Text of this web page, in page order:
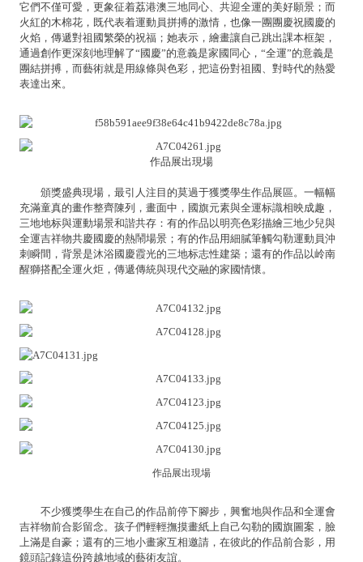
它們不僅可愛，更象征着荔港澳三地同心、共迎全運的美好願景；而
火紅的木棉花，既代表着運動員拼搏的激情，也像一團團慶祝國慶的
火焰，傳遞對祖國繁榮的祝福；她表示，繪畫讓自己跳出課本框架，
通過創作更深刻地理解了“國慶”的意義是家國同心，“全運”的意義是
團結拼搏，而藝術就是用線條與色彩，把這份對祖國、對時代的熱愛
表達出來。
作品展出現場
頒獎盛典現場，最引人注目的莫過于獲獎學生作品展區。一幅幅
充滿童真的畫作整齊陳列，畫面中，國旗元素與全運标識相映成趣，
三地地标與運動場景和諧共存：有的作品以明亮色彩描繪三地少兒與
全運吉祥物共慶國慶的熱鬧場景；有的作品用細膩筆觸勾勒運動員沖
刺瞬間，背景是沐浴國慶霞光的三地标志性建築；還有的作品以岭南
醒獅搭配全運火炬，傳遞傳統與現代交融的家國情懷。
作品展出現場
不少獲獎學生在自己的作品前停下腳步，興奮地與作品和全運會
吉祥物前合影留念。孩子們輕輕撫摸畫紙上自己勾勒的國旗圖案，臉
上滿是自豪；還有的三地小畫家互相邀請，在彼此的作品前合影，用
鏡頭記錄這份跨越地域的藝術友誼。